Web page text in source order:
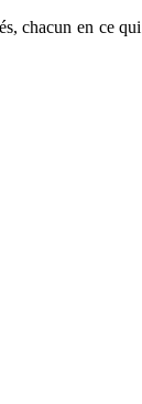
chacun en ce